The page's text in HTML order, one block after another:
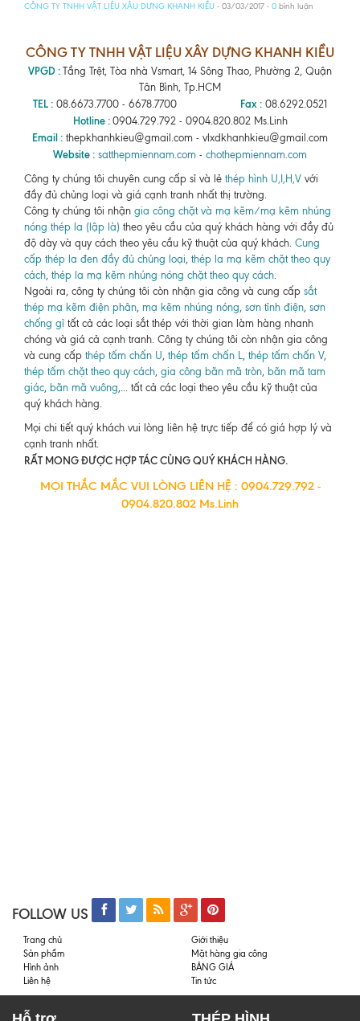
CÔNG TY TNHH VẬT LIỆU XÂU DỰNG KHANH KIỀU - 03/03/2017 - 0 bình luận
CÔNG TY TNHH VẬT LIỆU XÂY DỰNG KHANH KIỀU
VPGD : Tầng Trệt, Tòa nhà Vsmart, 14 Sông Thao, Phường 2, Quận
Tân Bình, Tp.HCM
TEL : 08.6673.7700 - 6678.7700 Fax : 08.6292.0521
Hotline : 0904.729.792 - 0904.820.802 Ms.Linh
Email : thepkhanhkieu@gmail.com - vlxdkhanhkieu@gmail.com
Website : satthepmiennam.com - chothepmiennam.com
Công ty chúng tôi chuyên cung cấp sỉ và lẻ thép hình U,I,H,V với
đầy đủ chủng loại và giá cạnh tranh nhất thị trường.
Công ty chúng tôi nhận gia công chặt và mạ kẽm/mạ kẽm nhúng
nóng thép la (lập là) theo yêu cầu của quý khách hàng với đầy đủ
độ dày và quy cách theo yêu cầu kỹ thuật của quý khách. Cung
cấp thép la đen đầy đủ chủng loại, thép la mạ kẽm chặt theo quy
cách, thép la mạ kẽm nhúng nóng chặt theo quy cách.
Ngoài ra, công ty chúng tôi còn nhận gia công và cung cấp sắt
thép mạ kẽm điện phân, mạ kẽm nhúng nóng, sơn tỉnh điện, sơn
chống gỉ tất cả các loại sắt thép với thời gian làm hàng nhanh
chóng và giá cả cạnh tranh. Công ty chúng tôi còn nhận gia công
và cung cấp thép tấm chấn U, thép tấm chấn L, thép tấm chấn V,
thép tấm chặt theo quy cách, gia công bãn mã tròn, bãn mã tam
giác, bãn mã vuông,... tất cả các loại theo yêu cầu kỹ thuật của
quý khách hàng.
Mọi chi tiết quý khách vui lòng liên hệ trực tiếp để có giá hợp lý và
cạnh tranh nhất.
RẤT MONG ĐƯỢC HỢP TÁC CÙNG QUÝ KHÁCH HÀNG.
MỌI THẮC MẮC VUI LÒNG LIÊN HỆ : 0904.729.792 -
0904.820.802 Ms.Linh
FOLLOW US
Trang chủ
Giới thiệu
Sản phẩm
Mặt hàng gia công
Hình ảnh
BẢNG GIÁ
Liên hệ
Tin tức